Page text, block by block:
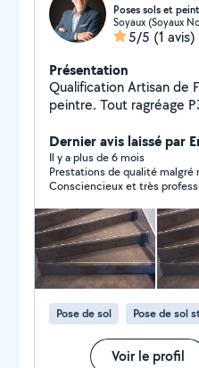
Poses sols et
Soyaux (Soyaux
5/5 (1 avis)
Présentation
Qualification Artisan de
peintre. Tout ragréage
chaud de joints sur Pvc,
faience cuisine et salles
d'expérience. Devis
Dernier avis laissé par
Il y a plus de 6 mois
Prestations de qualité malgré
Consciencieux et très
Pose de sol Pose de sol
Voir le profil